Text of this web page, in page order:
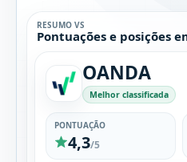
World Forex. Descubra
você.
RESUMO VS
Pontuações e posições
OANDA
Melhor classificada
PONTUAÇÃO
4,3/5